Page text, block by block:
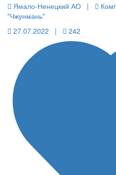
Ямало-Ненецкий АО |
"Чжунмань"
27.07.2022 |
242